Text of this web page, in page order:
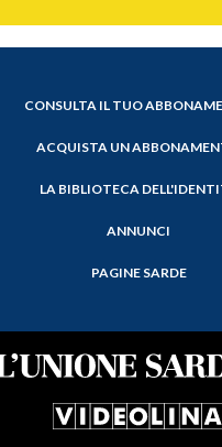
CONSULTA IL TUO
ACQUISTA UN
LA BIBLIOTECA
ANNUNCI
PAGINE SARDE